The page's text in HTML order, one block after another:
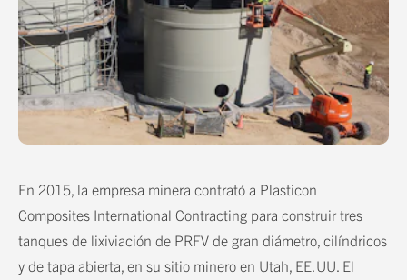
En 2015, la empresa minera contrató a Plasticon
Composites International Contracting para construir tres
tanques de lixiviación de PRFV de gran diámetro, cilíndricos
y de tapa abierta, en su sitio minero en Utah, EE. UU. El